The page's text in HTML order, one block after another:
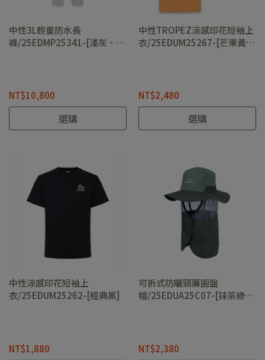
中性3L輕量防水長
褲/25EDMP25341-[淺灰、經
NT$10,800
選購
中性TROPEZ涼感印花短袖上
衣/25EDUM25267-[芒果黃、
NT$2,480
選購
中性涼感印花短袖上
衣/25EDUM25262-[經典黑]
NT$1,880
可拆式防曬頸簾圓盤
帽/25EDUA25C07-[抹茶綠
NT$2,380